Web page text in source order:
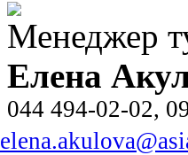
Менеджер
Елена
044 494-02-02,